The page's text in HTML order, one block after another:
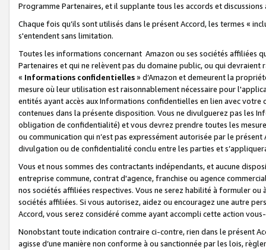
Programme Partenaires, et il supplante tous les accords et discussions
Chaque fois qu’ils sont utilisés dans le présent Accord, les termes «
s'entendent sans limitation.
Toutes les informations concernant Amazon ou ses sociétés affiliées
Partenaires et qui ne relèvent pas du domaine public, ou qui
« Informations confidentielles» d’Amazon et demeurent la
mesure où leur utilisation est raisonnablement nécessaire pour
entités ayant accès aux Informations confidentielles en lien avec
contenues dans la présente disposition. Vous ne divulguerez pas les
obligation de confidentialité) et vous devrez prendre toutes les
ou communication qui n’est pas expressément autorisée par le
divulgation ou de confidentialité conclu entre les parties et
Vous et nous sommes des contractants indépendants, et aucune
entreprise commune, contrat d'agence, franchise ou agence
nos sociétés affiliées respectives. Vous ne serez habilité à formuler
sociétés affiliées. Si vous autorisez, aidez ou encouragez une autre
Accord, vous serez considéré comme ayant accompli cette action
Nonobstant toute indication contraire ci-contre, rien dans le présent
agisse d’une manière non conforme à ou sanctionnée par les lois,